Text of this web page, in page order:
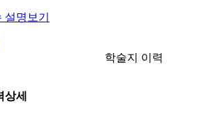
설명보기
학술지 이력
상세